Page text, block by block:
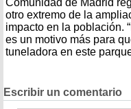
otro extremo de la
impacto en la población.
es un motivo más para
tuneladora en este
Escribir un comentario